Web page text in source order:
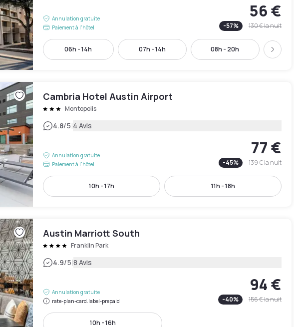
Annulation gratuite
Paiement à l'hôtel
56 €
-57% 130 €la nuit
06h - 14h 07h - 14h 08h - 20h Suivant
Cambria Hotel Austin Airport
Montopolis
4.8/5|4 Avis
Annulation gratuite
Paiement à l'hôtel
77 €
-45% 139 €la nuit
10h - 17h 11h - 18h
Austin Marriott South
Franklin Park
4.9/5|8 Avis
Annulation gratuite
rate-plan-card.label-prepaid
94 €
-40% 156 €la nuit
10h - 16h